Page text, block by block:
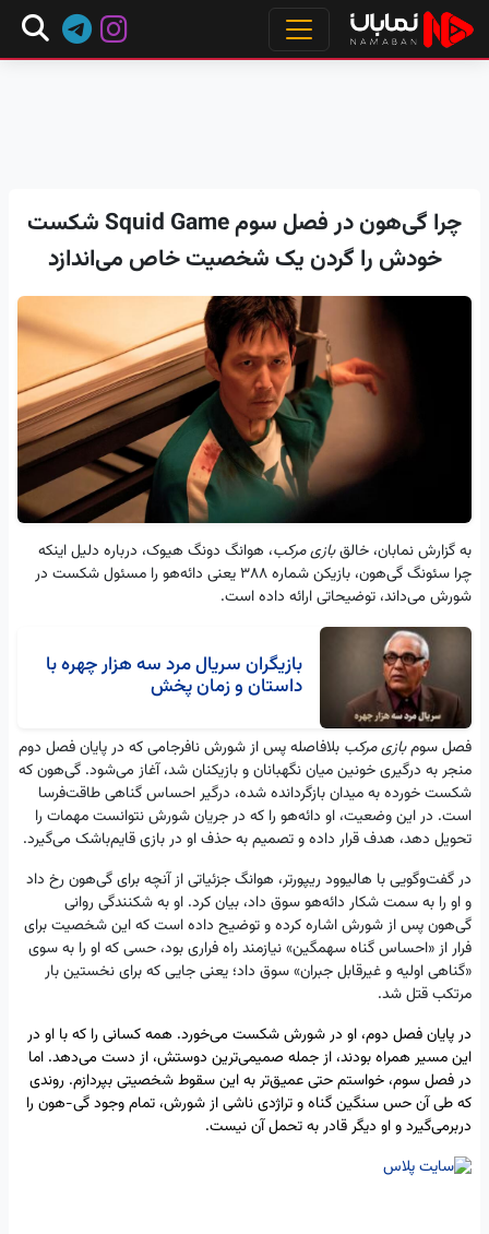
چرا گی‌هون در فصل سوم Squid Game شکست
خودش را گردن یک شخصیت خاص می‌اندازد
به گزارش نمابان، خالقبازی مرکب، هوانگ دونگ هیوک، درباره دلیل اینکه
چرا سئونگ گی‌هون، بازیکن شماره ۳۸۸ یعنی دائه‌هو را مسئول شکست در
شورش می‌داند، توضیحاتی ارائه داده است.
بازیگران سریال مرد سه هزار چهره با
داستان و زمان پخش
فصل سومبازی مرکب بلافاصله پس از شورش نافرجامی که در پایان فصل دوم
منجر به درگیری خونین میان نگهبانان و بازیکنان شد، آغاز می‌شود. گی‌هون که
شکست خورده به میدان بازگردانده شده، درگیر احساس گناهی طاقت‌فرسا
است. در این وضعیت، او دائه‌هو را که در جریان شورش نتوانست مهمات را
تحویل دهد، هدف قرار داده و تصمیم به حذف او در بازی قایم‌باشک می‌گیرد.
در گفت‌وگویی با هالیوود ریپورتر، هوانگ جزئیاتی از آنچه برای گی‌هون رخ داد
و او را به سمت شکار دائه‌هو سوق داد، بیان کرد. او به شکنندگی روانی
گی‌هون پس از شورش اشاره کرده و توضیح داده است که این شخصیت برای
فرار از «احساس گناه سهمگین» نیازمند راه فراری بود، حسی که او را به سوی
«گناهی اولیه و غیرقابل جبران» سوق داد؛ یعنی جایی که برای نخستین بار
مرتکب قتل شد.
در پایان فصل دوم، او در شورش شکست می‌خورد. همه کسانی را که با او در
این مسیر همراه بودند، از جمله صمیمی‌ترین دوستش، از دست می‌دهد. اما
در فصل سوم، خواستم حتی عمیق‌تر به این سقوط شخصیتی بپردازم. روندی
که طی آن حس سنگین گناه و تراژدی ناشی از شورش، تمام وجود گی-هون را
دربرمی‌گیرد و او دیگر قادر به تحمل آن نیست.